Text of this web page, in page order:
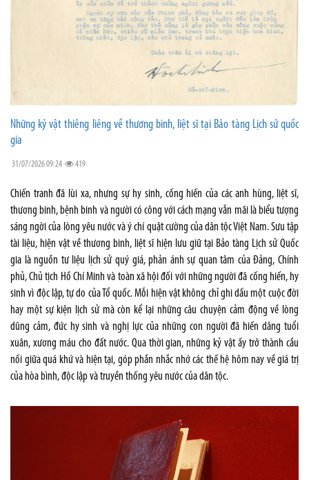
Những kỷ vật thiêng liêng về thương binh, liệt sĩ tại Bảo tàng Lịch sử quốc
gia
31/07/2026 09:24 419
Chiến tranh đã lùi xa, nhưng sự hy sinh, cống hiến của các anh hùng, liệt sĩ,
thương binh, bệnh binh và người có công với cách mạng vẫn mãi là biểu tượng
sáng ngời của lòng yêu nước và ý chí quật cường của dân tộc Việt Nam. Sưu tập
tài liệu, hiện vật về thương binh, liệt sĩ hiện lưu giữ tại Bảo tàng Lịch sử Quốc
gia là nguồn tư liệu lịch sử quý giá, phản ánh sự quan tâm của Đảng, Chính
phủ, Chủ tịch Hồ Chí Minh và toàn xã hội đối với những người đã cống hiến, hy
sinh vì độc lập, tự do của Tổ quốc. Mỗi hiện vật không chỉ ghi dấu một cuộc đời
hay một sự kiện lịch sử mà còn kể lại những câu chuyện cảm động về lòng
dũng cảm, đức hy sinh và nghị lực của những con người đã hiến dâng tuổi
xuân, xương máu cho đất nước. Qua thời gian, những kỷ vật ấy trở thành cầu
nối giữa quá khứ và hiện tại, góp phần nhắc nhớ các thế hệ hôm nay về giá trị
của hòa bình, độc lập và truyền thống yêu nước của dân tộc.